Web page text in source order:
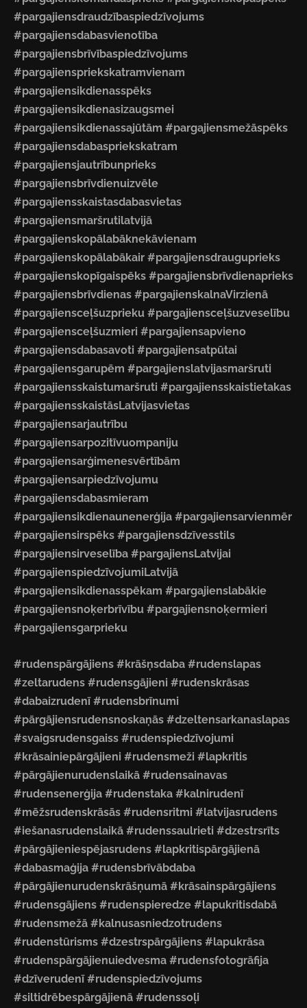
#pargajiensdraudzībaspiedzīvojums
#pargajiensdabasvienotība
#pargajiensbrīvībaspiedzīvojums
#pargajienspriekskatramvienam
#pargajiensikdienasspēks
#pargajiensikdienasizaugsmei
#pargajiensikdienassajūtām #pargajiensmežāspēks
#pargajiensdabaspriekskatram
#pargajiensjautrībunprieks
#pargajiensbrīvdienuizvēle
#pargajiensskaistasdabasvietas
#pargajiensmaršrutilatvijā
#pargajienskopālabāknekāvienam
#pargajienskopālabākair #pargajiensdrauguprieks
#pargajienskopīgaispēks #pargajiensbrīvdienaprieks
#pargajiensbrīvdienas #pargajienskalnaVirzienā
#pargajiensceļšuzprieku #pargajiensceļšuzveselību
#pargajiensceļšuzmieri #pargajiensapvieno
#pargajiensdabasavoti #pargajiensatpūtai
#pargajiensgarupēm #pargajienslatvijasmaršruti
#pargajiensskaistumaršruti #pargajiensskaistietakas
#pargajiensskaistāsLatvijasvietas
#pargajiensarjautrību
#pargajiensarpozitīvuompaniju
#pargajiensarģimenesvērtībām
#pargajiensarpiedzīvojumu
#pargajiensdabasmieram
#pargajiensikdienaunenerģija #pargajiensarvienmēr
#pargajiensirspēks #pargajiensdzīvesstils
#pargajiensirveselība #pargajiensLatvijai
#pargajienspiedzīvojumiLatvijā
#pargajiensikdienasspēkam #pargajienslabākie
#pargajiensnoķerbrīvību #pargajiensnoķermieri
#pargajiensgarprieku
#rudenspārgājiens #krāšņsdaba #rudenslapas
#zeltarudens #rudensgājieni #rudenskrāsas
#dabaizrudenī #rudensbrīnumi
#pārgājiensrudensnoskaņās #dzeltensarkanaslapas
#svaigsrudensgaiss #rudenspiedzīvojumi
#krāsainiepārgājieni #rudensmeži #lapkritis
#pārgājienurudenslaikā #rudensainavas
#rudensenerģija #rudenstaka #kalnirudenī
#mēžsrudenskrāsās #rudensritmi #latvijasrudens
#iešanasrudenslaikā #rudenssaulrieti #dzestrsrīts
#pārgājieniespējasrudens #lapkritispārgājienā
#dabasmaģija #rudensbrīvābdaba
#pārgājienurudenskrāšņumā #krāsainspārgājiens
#rudensgājiens #rudenspieredze #lapukritisdabā
#rudensmežā #kalnusasniedzotrudens
#rudenstūrisms #dzestrspārgājiens #lapukrāsa
#rudenspārgājienuiedvesma #rudensfotogrāfija
#dzīverudenī #rudenspiedzīvojums
#siltidrēbespārgājienā #rudenssoļi